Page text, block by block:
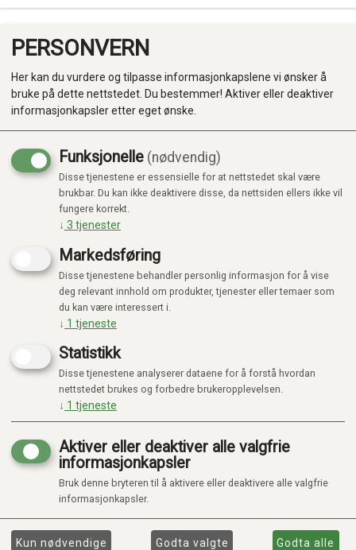
Produkter
Kategorier
PERSONVERN
Her kan du vurdere og tilpasse informasjonkapslene vi ønsker å
bruke på dette nettstedet. Du bestemmer! Aktiver eller deaktiver
informasjonkapsler etter eget ønske.
Funksjonelle (nødvendig)
Disse tjenestene er essensielle for at nettstedet skal være
brukbar. Du kan ikke deaktivere disse, da nettsiden ellers ikke vil
fungere korrekt.
↓ 3 tjenester
Markedsføring
Disse tjenestene behandler personlig informasjon for å vise
deg relevant innhold om produkter, tjenester eller temaer som
du kan være interessert i.
↓ 1 tjeneste
Statistikk
Disse tjenestene analyserer dataene for å forstå hvordan
nettstedet brukes og forbedre brukeropplevelsen.
↓ 1 tjeneste
Aktiver eller deaktiver alle valgfrie
informasjonkapsler
Bruk denne bryteren til å aktivere eller deaktivere alle valgfrie
informasjonkapsler.
Kun nødvendige Godta valgte Godta alle